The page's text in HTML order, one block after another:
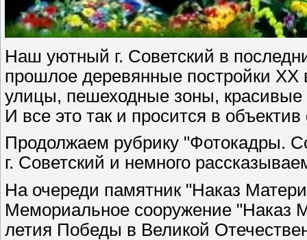
Наш уютный г. Советский в
прошлое деревянные постройки XX
улицы, пешеходные зоны,
И все это так и просится в
Продолжаем рубрику "Фотокадры.
г. Советский и немного
На очереди памятник "Наказ
Мемориальное сооружение "Наказ
летия Победы в Великой